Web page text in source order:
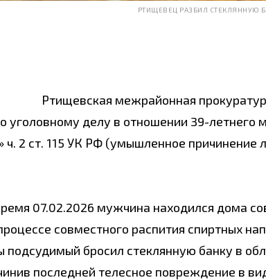
РТИЩЕВЕЦ РАЗБИЛ СТЕКЛЯННУЮ
Ртищевская межрайонная
уголовному делу в отношении 39-летнего
2 ст. 115 УК РФ (умышленное причинение
07.02.2026 мужчина находился дома
совместного распития спиртных
подсудимый бросил стеклянную банку в
последней телесное повреждение в